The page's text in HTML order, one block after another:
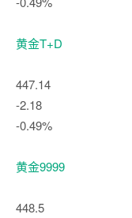
黄金T+D
447.14
-2.18
-0.49%
黄金9999
448.5